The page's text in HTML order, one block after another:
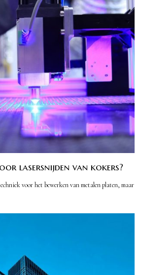
lasersnijden van kokers?
voor het bewerken van metalen platen, maar